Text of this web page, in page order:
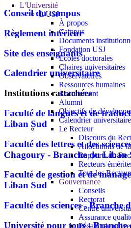
L'Université
L'USJ
À propos
Campus
Documents
Fondation USJ
Écoles doctorales
Chaires universitaires
Observatoires
Ressources humaines
Recrutement
Alumni
Objectifs de
Calendrier universitaire
Le Recteur
Discours du
Allocutions de
Rapports du
Recteurs
Tous les
Gouvernance
Conseils
Rectorat
Centre
Assurance
Pédagogie
Conseil du campus
Règlement intérieur
Site des enseignants
Calendrier universitaire
Institutions rattachées
Faculté de langues et de
Liban Sud
Faculté des lettres et des
Chagoury - Branche du Liban
Faculté de gestion et de
Liban Sud
Faculté des sciences - Branche
Université pour tous -